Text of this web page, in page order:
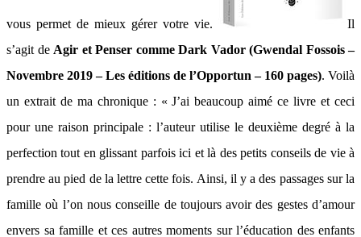
vous permet de mieux gérer votre vie.
Il
s’agit de Agir et Penser comme Dark Vador (Gwendal Fossois –
Novembre 2019 – Les éditions de l’Opportun – 160 pages). Voilà
un extrait de ma chronique : « J’ai beaucoup aimé ce livre et ceci
pour une raison principale : l’auteur utilise le deuxième degré à la
perfection tout en glissant parfois ici et là des petits conseils de vie à
prendre au pied de la lettre cette fois. Ainsi, il y a des passages sur la
famille où l’on nous conseille de toujours avoir des gestes d’amour
envers sa famille et ces autres moments sur l’éducation des enfants